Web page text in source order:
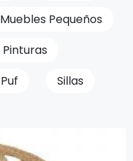
Muebles Pequeños
Pinturas
Puf Sillas